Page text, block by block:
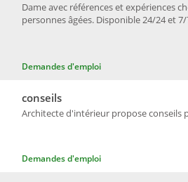
Demandes d'emploi
Dame avec références et expériences
personnes âgées. Disponible 24/24 et 7/
Demandes d'emploi
Architecte d'intérieur propose conseils
conseils